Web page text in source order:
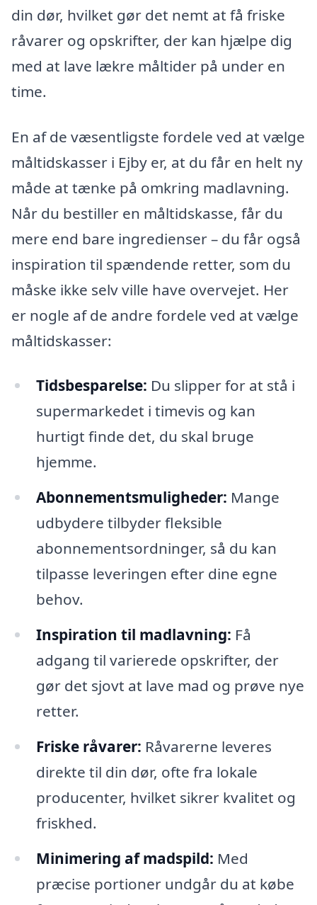
din dør, hvilket gør det nemt at få friske
råvarer og opskrifter, der kan hjælpe dig
med at lave lækre måltider på under en
time.
En af de væsentligste fordele ved at vælge
måltidskasser i Ejby er, at du får en helt ny
måde at tænke på omkring madlavning.
Når du bestiller en måltidskasse, får du
mere end bare ingredienser – du får også
inspiration til spændende retter, som du
måske ikke selv ville have overvejet. Her
er nogle af de andre fordele ved at vælge
måltidskasser:
Tidsbesparelse: Du slipper for at stå i
supermarkedet i timevis og kan
hurtigt finde det, du skal bruge
hjemme.
Abonnementsmuligheder: Mange
udbydere tilbyder fleksible
abonnementsordninger, så du kan
tilpasse leveringen efter dine egne
behov.
Inspiration til madlavning: Få
adgang til varierede opskrifter, der
gør det sjovt at lave mad og prøve nye
retter.
Friske råvarer: Råvarerne leveres
direkte til din dør, ofte fra lokale
producenter, hvilket sikrer kvalitet og
friskhed.
Minimering af madspild: Med
præcise portioner undgår du at købe